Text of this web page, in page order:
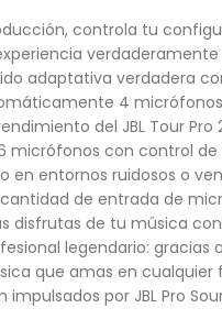
controla tu
adaptativa verdadera
4
del JBL Tour Pro
micrófonos con control de
en entornos ruidosos o
de entrada de
disfrutas de tu música
legendario: gracias
que amas en cualquier
por JBL Pro